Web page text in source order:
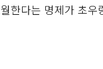
한다는 명제가 초